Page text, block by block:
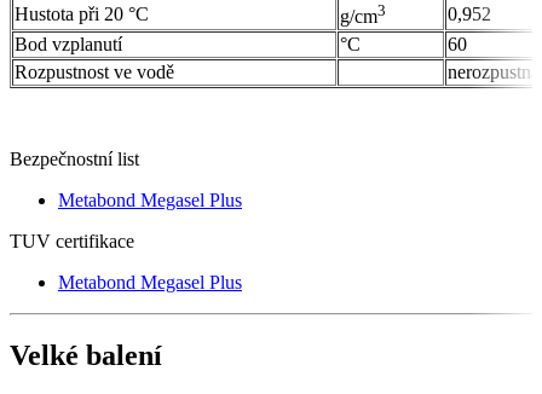
Hustota při 20 °C g/cm3
0,952
Bod vzplanutí
°C
60
Rozpustnost ve vodě
nerozpustná
Bezpečnostní list
Metabond Megasel Plus
TUV certifikace
Metabond Megasel Plus
Velké balení